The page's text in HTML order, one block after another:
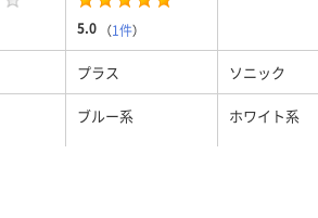
5.0 （1件）
プラス ソニック
ブルー系 ホワイト系